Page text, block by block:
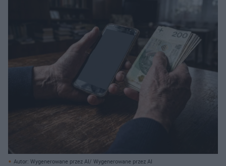
Autor: Wygenerowane przez AI/ Wygenerowane przez AI